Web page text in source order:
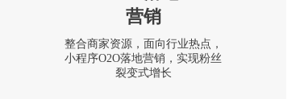
营销
整合商家资源，面向行业热点，
小程序O2O落地营销，实现粉丝
裂变式增长